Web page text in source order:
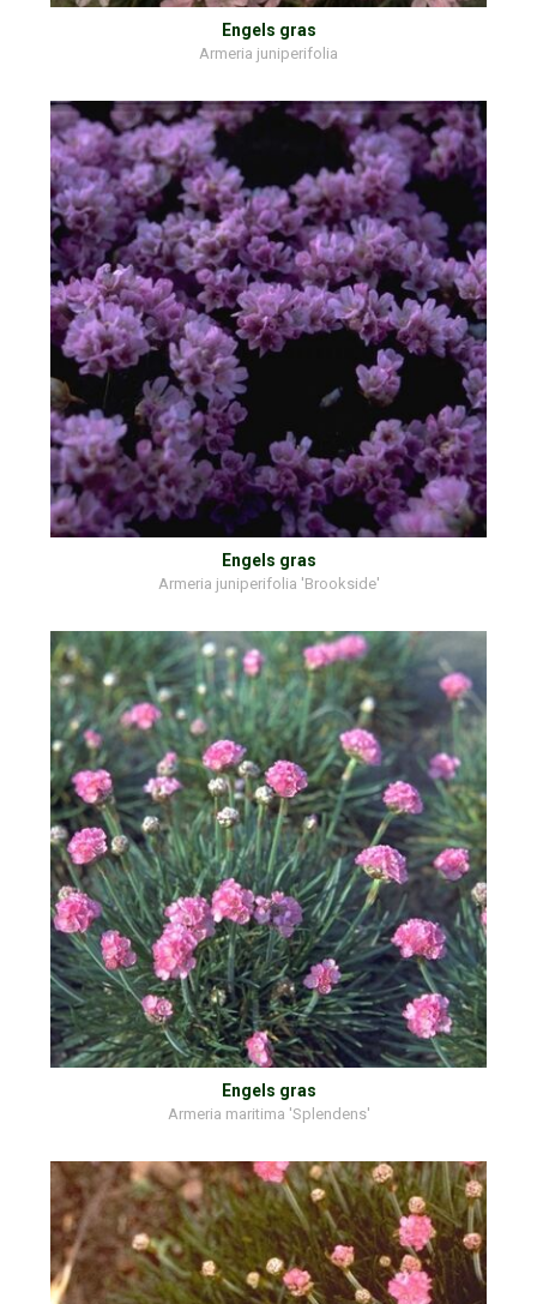
Engels gras
Armeria juniperifolia
Engels gras
Armeria juniperifolia 'Brookside'
Engels gras
Armeria maritima 'Splendens'